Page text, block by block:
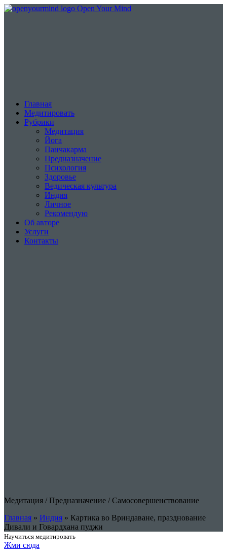
Open Your Mind
Главная
Медитировать
Рубрики
Медитация
Йога
Панчакарма
Предназначение
Психология
Здоровье
Ведическая культура
Индия
Личное
Рекомендую
Об авторе
Услуги
Контакты
Медитация /Предназначение /Cамосовершенствование
Главная » Индия » Картика во Вриндаване, празднование
Дивали и Говардхана пуджи
Научиться медитировать
Жми сюда